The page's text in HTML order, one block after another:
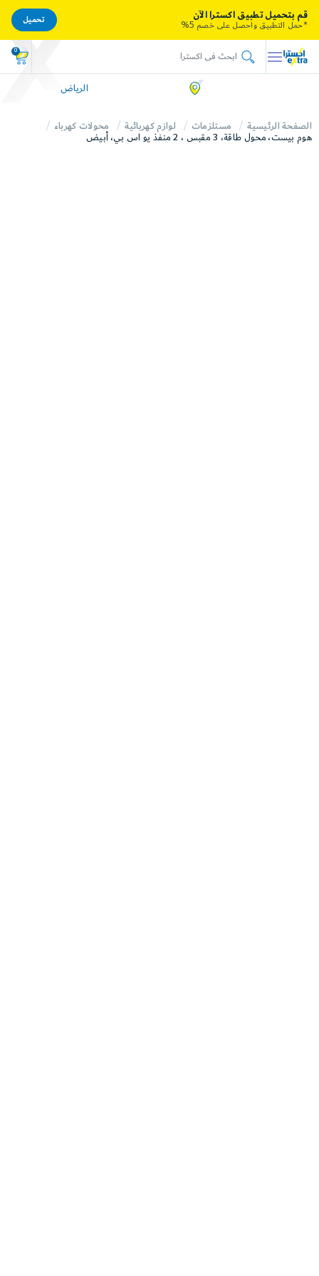
0
الرياض
الصفحة الرئيسية مستلزمات لوازم كهربائية
محولات كهرباء
هوم بيست، محول طاقة، 3 مقبس ، 2 منفذ يو اس بي، أبيض
قم بتحميل تطبيق اكسترا الآن
*حمل التطبيق واحصل على خصم 5%
تحميل